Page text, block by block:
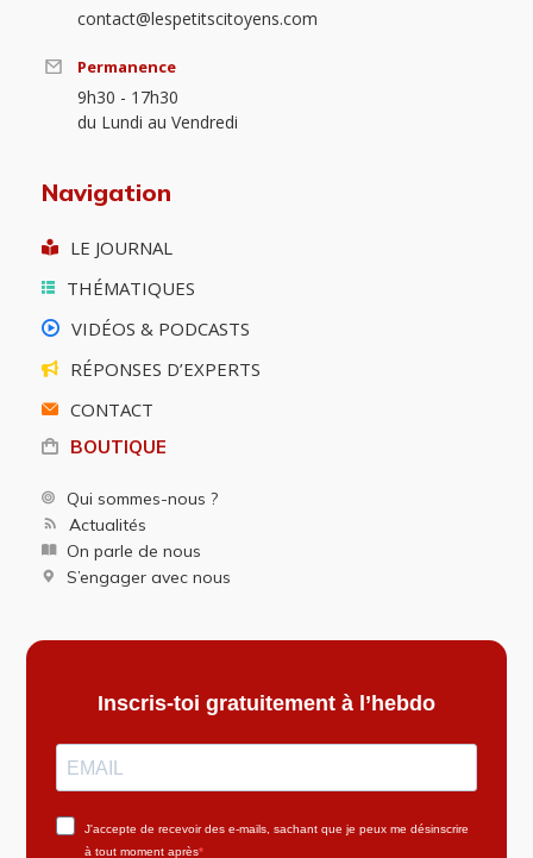
contact@lespetitscitoyens.com
Permanence
9h30 - 17h30
du Lundi au Vendredi
Navigation
LE JOURNAL
THÉMATIQUES
VIDÉOS & PODCASTS
RÉPONSES D’EXPERTS
CONTACT
BOUTIQUE
Qui sommes-nous ?
Actualités
On parle de nous
S’engager avec nous